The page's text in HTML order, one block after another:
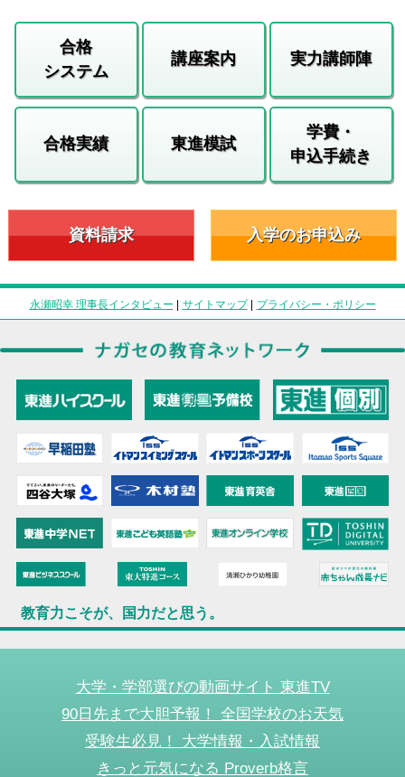
合格
システム
講座案内 実力講師陣
合格実績 東進模試
学費・
申込手続き
資料請求 入学のお申込み
永瀬昭幸 理事長インタビュー | サイトマップ| プライバシー・ポリシー
教育力こそが、国力だと思う。
大学・学部選びの動画サイト 東進TV
90日先まで大胆予報！ 全国学校のお天気
受験生必見！ 大学情報・入試情報
きっと元気になる Proverb格言